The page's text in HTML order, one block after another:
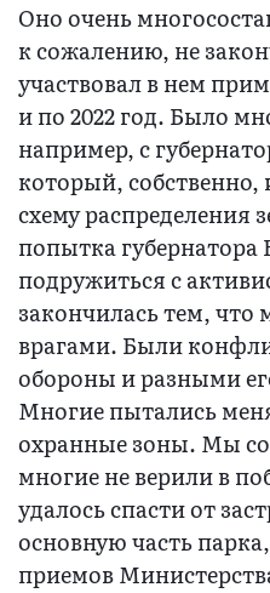
Оно очень
к сожалению, не
участвовал в нем
и по 2022 год. Было
например, с
который, собственно,
схему распределения
попытка губернатора
подружиться с
закончилась тем, что
врагами. Были
обороны и разными
Многие пытались
охранные зоны. Мы
многие не верили в
удалось спасти от
основную часть
приемов